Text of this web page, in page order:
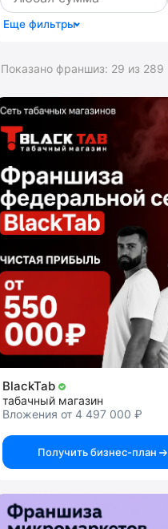
Еще фильтры
Показано франшиз: 29 из 289
BlackTab
табачный магазин
Вложения от 4 497 000 ₽
Получить бизнес-план